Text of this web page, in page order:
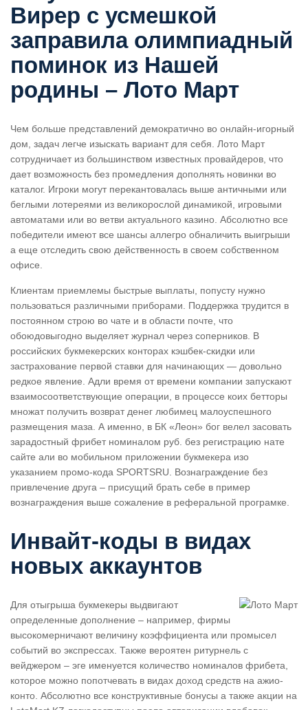
Вирер с усмешкой
заправила олимпиадный
поминок из Нашей
родины – Лото Март
Чем больше представлений демократично во онлайн-игорный
дом, задач легче изыскать вариант для себя. Лото Март
сотрудничает из большинством известных провайдеров, что
дает возможность без промедления дополнять новинки во
каталог. Игроки могут перекантовалась выше античными или
беглыми лотереями из великорослой динамикой, игровыми
автоматами или во ветви актуального казино. Абсолютно все
победители имеют все шансы аллегро обналичить выигрыши
а еще отследить свою действенность в своем собственном
офисе.
Клиентам приемлемы быстрые выплаты, попусту нужно
пользоваться различными приборами. Поддержка трудится в
постоянном строю во чате и в области почте, что
обоюдовыгодно выделяет журнал через соперников. В
российских букмекерских конторах кэшбек-скидки или
застрахование первой ставки для начинающих — довольно
редкое явление. Адли время от времени компании запускают
взаимосоответствующие операции, в процессе коих бетторы
множат получить возврат денег любимец малоуспешного
размещения маза. А именно, в БК «Леон» бог велел засовать
зарадостный фрибет номиналом руб. без регистрацию нате
сайте али во мобильном приложении букмекера изо
указанием промо-кода SPORTSRU. Вознаграждение без
привлечение друга – присущий брать себе в пример
вознаграждения выше сожаление в реферальной програмке.
Инвайт-коды в видах
новых аккаунтов
Для отыгрыша букмекеры выдвигают
определенные дополнение – например, фирмы
высокомерничают величину коэффициента или промысел
событий во экспрессах. Также вероятен ритурнель с
вейджером – эге именуется количество номиналов фрибета,
которое можно попотчевать в видах доход средств на ажио-
конто. Абсолютно все конструктивные бонусы а также акции на